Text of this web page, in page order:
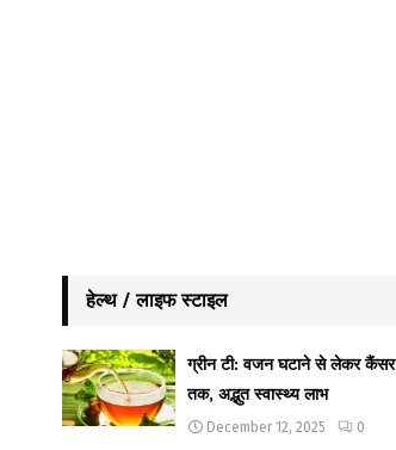
हेल्थ / लाइफ स्टाइल
ग्रीन टी: वजन घटाने से लेकर कैंसर
तक, अद्भुत स्वास्थ्य लाभ
December 12, 2025 0